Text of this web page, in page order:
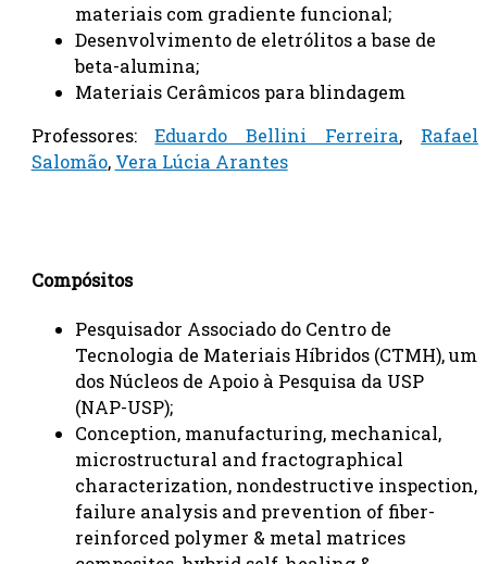
materiais com gradiente funcional;
Desenvolvimento de eletrólitos a base de
beta-alumina;
Materiais Cerâmicos para blindagem
Professores:Eduardo Bellini Ferreira, Rafael
Salomão, Vera Lúcia Arantes
Compósitos
Pesquisador Associado do Centro de
Tecnologia de Materiais Híbridos (CTMH), um
dos Núcleos de Apoio à Pesquisa da USP
(NAP-USP);
Conception, manufacturing, mechanical,
microstructural and fractographical
characterization, nondestructive inspection,
failure analysis and prevention of fiber-
reinforced polymer & metal matrices